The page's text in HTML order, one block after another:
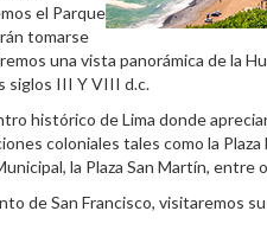
el Parque
tomarse
una vista panorámica de la
siglos III Y VIII d.c.
histórico de Lima donde
coloniales tales como la
la Plaza San Martín, entre
de San Francisco, visitaremos